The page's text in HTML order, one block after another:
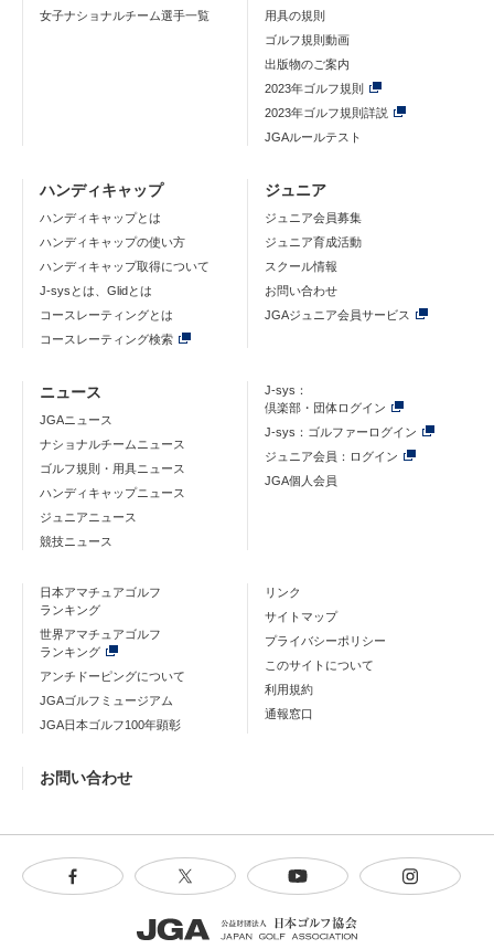
女子ナショナルチーム選手一覧
用具の規則
ゴルフ規則動画
出版物のご案内
2023年ゴルフ規則
2023年ゴルフ規則詳説
JGAルールテスト
ハンディキャップ
ハンディキャップとは
ハンディキャップの使い方
ハンディキャップ取得について
J-sysとは、Glidとは
コースレーティングとは
コースレーティング検索
ジュニア
ジュニア会員募集
ジュニア育成活動
スクール情報
お問い合わせ
JGAジュニア会員サービス
ニュース
JGAニュース
ナショナルチームニュース
ゴルフ規則・用具ニュース
ハンディキャップニュース
ジュニアニュース
競技ニュース
J-sys：
倶楽部・団体ログイン
J-sys：ゴルファーログイン
ジュニア会員：ログイン
JGA個人会員
日本アマチュアゴルフ
ランキング
世界アマチュアゴルフ
ランキング
アンチドーピングについて
JGAゴルフミュージアム
JGA日本ゴルフ100年顕彰
リンク
サイトマップ
プライバシーポリシー
このサイトについて
利用規約
通報窓口
お問い合わせ